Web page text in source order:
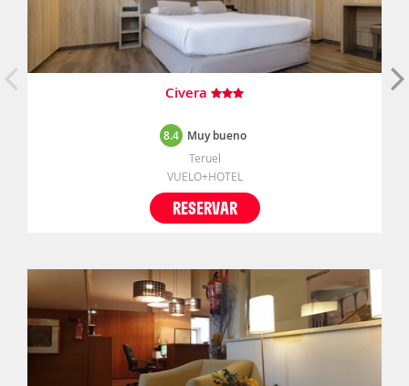
Civera
8.4 Muy bueno
Teruel
VUELO+HOTEL
RESERVAR